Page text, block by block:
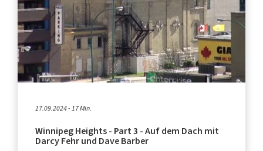
17.09.2024 - 17 Min.
Winnipeg Heights - Part 3 - Auf dem Dach mit
Darcy Fehr und Dave Barber